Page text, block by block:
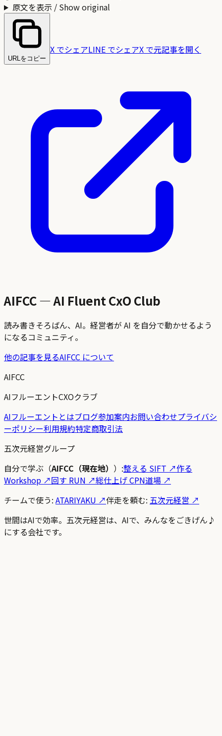
原文を表示 / Show original
URLをコピー
X でシェアLINE でシェアX で元記事を開く
AIFCC — AI Fluent CxO Club
読み書きそろばん、AI。経営者が AI を自分で動かせるよう
になるコミュニティ。
他の記事を見るAIFCC について
AIFCC
AIフルーエントCXOクラブ
AIフルーエントとはブログ参加案内お問い合わせプライバシ
ーポリシー利用規約特定商取引法
五次元経営グループ
自分で学ぶ（AIFCC（現在地） ）:整える SIFT ↗作る
Workshop ↗回す RUN ↗総仕上げ CPN道場 ↗
チームで使う: ATARIYAKU ↗伴走を頼む: 五次元経営 ↗
世間はAIで効率。五次元経営は、AIで、みんなをごきげん♪
にする会社です。